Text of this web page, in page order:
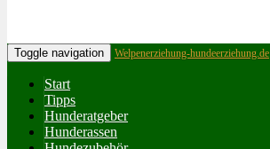
Toggle navigation Welpenerziehung-hundeerziehung.de
Start
Tipps
Hunderatgeber
Hunderassen